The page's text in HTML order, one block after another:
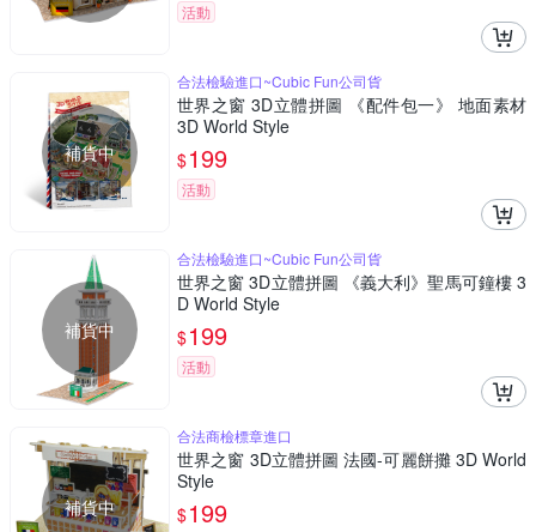
活動
補貨中
合法檢驗進口~Cubic Fun公司貨
世界之窗 3D立體拼圖 《配件包一》 地面素材
3D World Style
$199
活動
補貨中
合法檢驗進口~Cubic Fun公司貨
世界之窗 3D立體拼圖 《義大利》聖馬可鐘樓 3
D World Style
$199
活動
補貨中
合法商檢標章進口
世界之窗 3D立體拼圖 法國-可麗餅攤 3D World
Style
$199